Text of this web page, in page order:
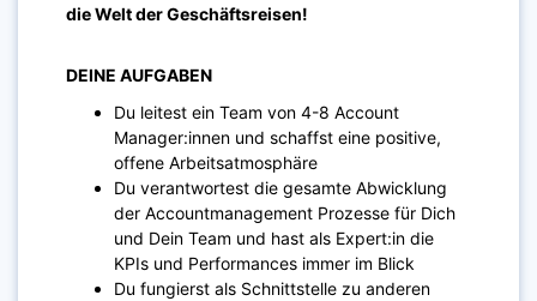
die Welt der Geschäftsreisen!
DEINE AUFGABEN
Du leitest ein Team von 4-8 Account
Manager:innen und schaffst eine positive,
offene Arbeitsatmosphäre
Du verantwortest die gesamte Abwicklung
der Accountmanagement Prozesse für Dich
und Dein Team und hast als Expert:in die
KPIs und Performances immer im Blick
Du fungierst als Schnittstelle zu anderen